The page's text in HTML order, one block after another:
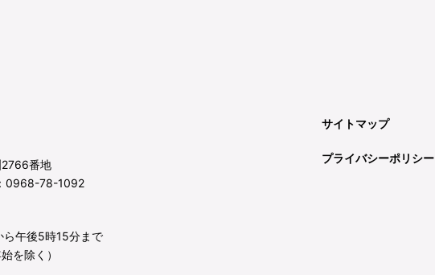
2766番地
0968-78-1092
ら午後5時15分まで
を除く）
サイトマップ
プライバシーポリシー